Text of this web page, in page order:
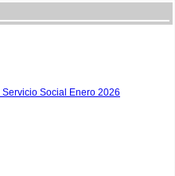
Social Enero 2026